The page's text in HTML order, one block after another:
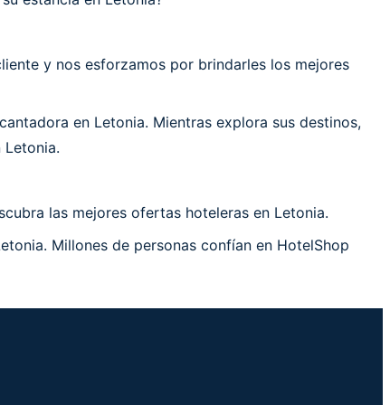
y nos esforzamos por brindarles los mejores
en Letonia. Mientras explora sus destinos,
las mejores ofertas hoteleras en Letonia.
Millones de personas confían en HotelShop